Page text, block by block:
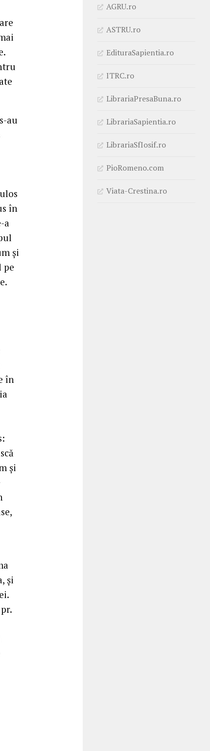
au
în
a
și
pe
în
și
și
AGRU.ro
ASTRU.ro
EdituraSapientia.ro
ITRC.ro
LibrariaPresaBuna.ro
LibrariaSapientia.ro
LibrariaSfIosif.ro
PioRomeno.com
Viata-Crestina.ro